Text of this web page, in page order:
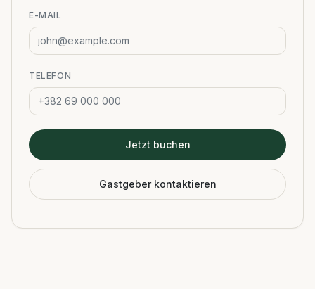
E-MAIL
TELEFON
Jetzt buchen
Gastgeber kontaktieren